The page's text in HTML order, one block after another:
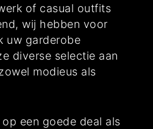
of casual outfits
wij hebben voor
uw garderobe
diverse selectie aan
modieus als
een goede deal als